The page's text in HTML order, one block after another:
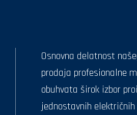
Osnovna delatnost
prodaja profesionalne
obuhvata širok izbor
jednostavnih